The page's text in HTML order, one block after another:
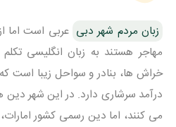
زبان مردم شهر دبی عربی است اما
مهاجر هستند به زبان انگلیسی
خراش ها، بنادر و سواحل زیبا است
درآمد سرشاری دارد. در این شهر دین
می کنند، اما دین رسمی کشور